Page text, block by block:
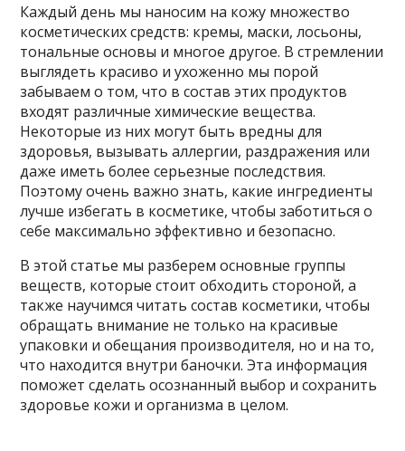
Каждый день мы наносим на кожу множество
косметических средств: кремы, маски, лосьоны,
тональные основы и многое другое. В стремлении
выглядеть красиво и ухоженно мы порой
забываем о том, что в состав этих продуктов
входят различные химические вещества.
Некоторые из них могут быть вредны для
здоровья, вызывать аллергии, раздражения или
даже иметь более серьезные последствия.
Поэтому очень важно знать, какие ингредиенты
лучше избегать в косметике, чтобы заботиться о
себе максимально эффективно и безопасно.
В этой статье мы разберем основные группы
веществ, которые стоит обходить стороной, а
также научимся читать состав косметики, чтобы
обращать внимание не только на красивые
упаковки и обещания производителя, но и на то,
что находится внутри баночки. Эта информация
поможет сделать осознанный выбор и сохранить
здоровье кожи и организма в целом.